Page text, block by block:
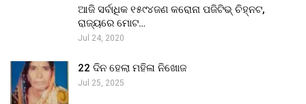
ଆଜି ସର୍ବାଧିକ ୧୫୯୪ଜଣ କରୋନା ପଜିଟିଭ୍ ଚିହ୍ନଟ,
ରାଜ୍ୟରେ ମୋଟ…
Jul 24, 2020
22 ଦିନ ହେଲା ମହିଳା ନିଖୋଜ
Jul 25, 2025